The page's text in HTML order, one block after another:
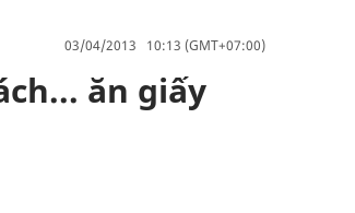
03/04/2013 10:13 (GMT+07:00)
ăn giấy